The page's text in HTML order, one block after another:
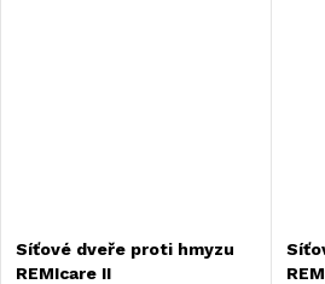
Síťové dveře proti hmyzu
REMIcare II